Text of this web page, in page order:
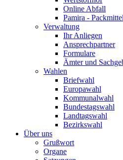
Online Abfall
Pamira -
Verwaltung
Ihr Anliegen
Ansprechpartner
Formulare
Ämter und
Wahlen
Briefwahl
Europawahl
Kommunalwahl
Bundestagswahl
Landtagswahl
Bezirkswahl
Über uns
Grußwort
Organe